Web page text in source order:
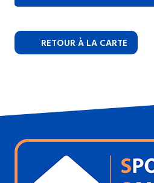
RETOUR À LA CARTE